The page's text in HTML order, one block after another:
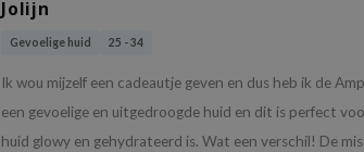
Jolijn
Gevoelige huid 25 - 34
Ik wou mijzelf een cadeautje geven en dus heb ik de
een gevoelige en uitgedroogde huid en dit is perfect
huid glowy en gehydrateerd is. Wat een verschil! De